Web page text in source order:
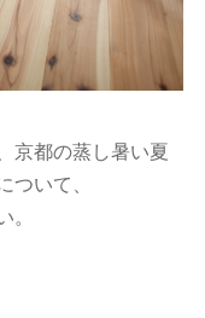
京都の蒸し暑い夏
ついて、
。